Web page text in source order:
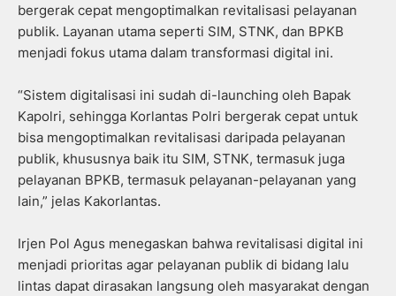
bergerak cepat mengoptimalkan revitalisasi pelayanan
publik. Layanan utama seperti SIM, STNK, dan BPKB
menjadi fokus utama dalam transformasi digital ini.
“Sistem digitalisasi ini sudah di-launching oleh Bapak
Kapolri, sehingga Korlantas Polri bergerak cepat untuk
bisa mengoptimalkan revitalisasi daripada pelayanan
publik, khususnya baik itu SIM, STNK, termasuk juga
pelayanan BPKB, termasuk pelayanan-pelayanan yang
lain,” jelas Kakorlantas.
Irjen Pol Agus menegaskan bahwa revitalisasi digital ini
menjadi prioritas agar pelayanan publik di bidang lalu
lintas dapat dirasakan langsung oleh masyarakat dengan